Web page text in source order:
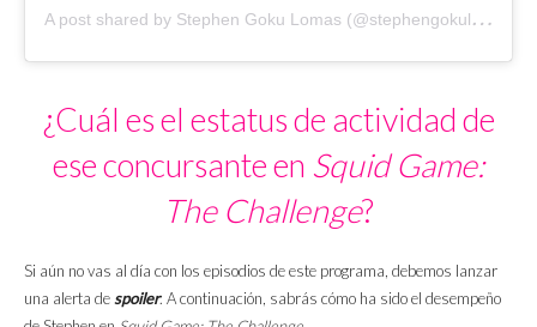
A
post shared by Stephen Goku Lomas (@stephengokulomas)
¿Cuál es el estatus de actividad de
ese concursante en Squid Game:
The Challenge?
Si aún no vas al día con los episodios de este programa, debemos lanzar
una alerta despoiler. A continuación, sabrás cómo ha sido el desempeño